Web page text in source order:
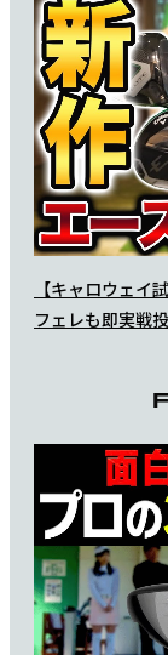
【キャロウェイ
フェレも即実戦